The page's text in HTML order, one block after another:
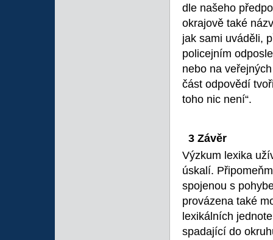
dle našeho
okrajově také
jak sami uváděli,
policejním
nebo na
část odpovědí
toho nic není“.
3 Závěr
Výzkum lexika
úskalí.
spojenou s
provázena také
lexikálních
spadající do